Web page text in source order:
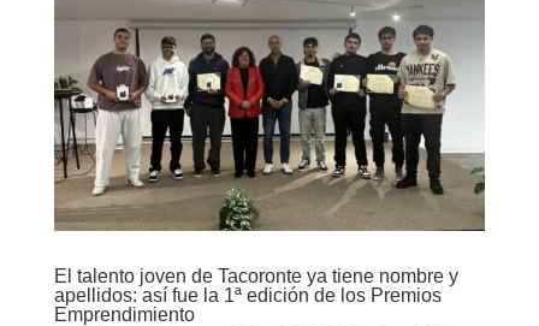
El talento joven de Tacoronte ya tiene nombre y
apellidos: así fue la 1ª edición de los Premios
Emprendimiento